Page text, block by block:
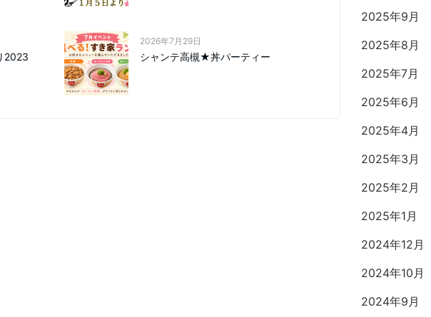
2023
2026年7月29日
シャンテ高槻★丼パーティー
2025年9月
2025年8月
2025年7月
2025年6月
2025年4月
2025年3月
2025年2月
2025年1月
2024年12月
2024年10月
2024年9月